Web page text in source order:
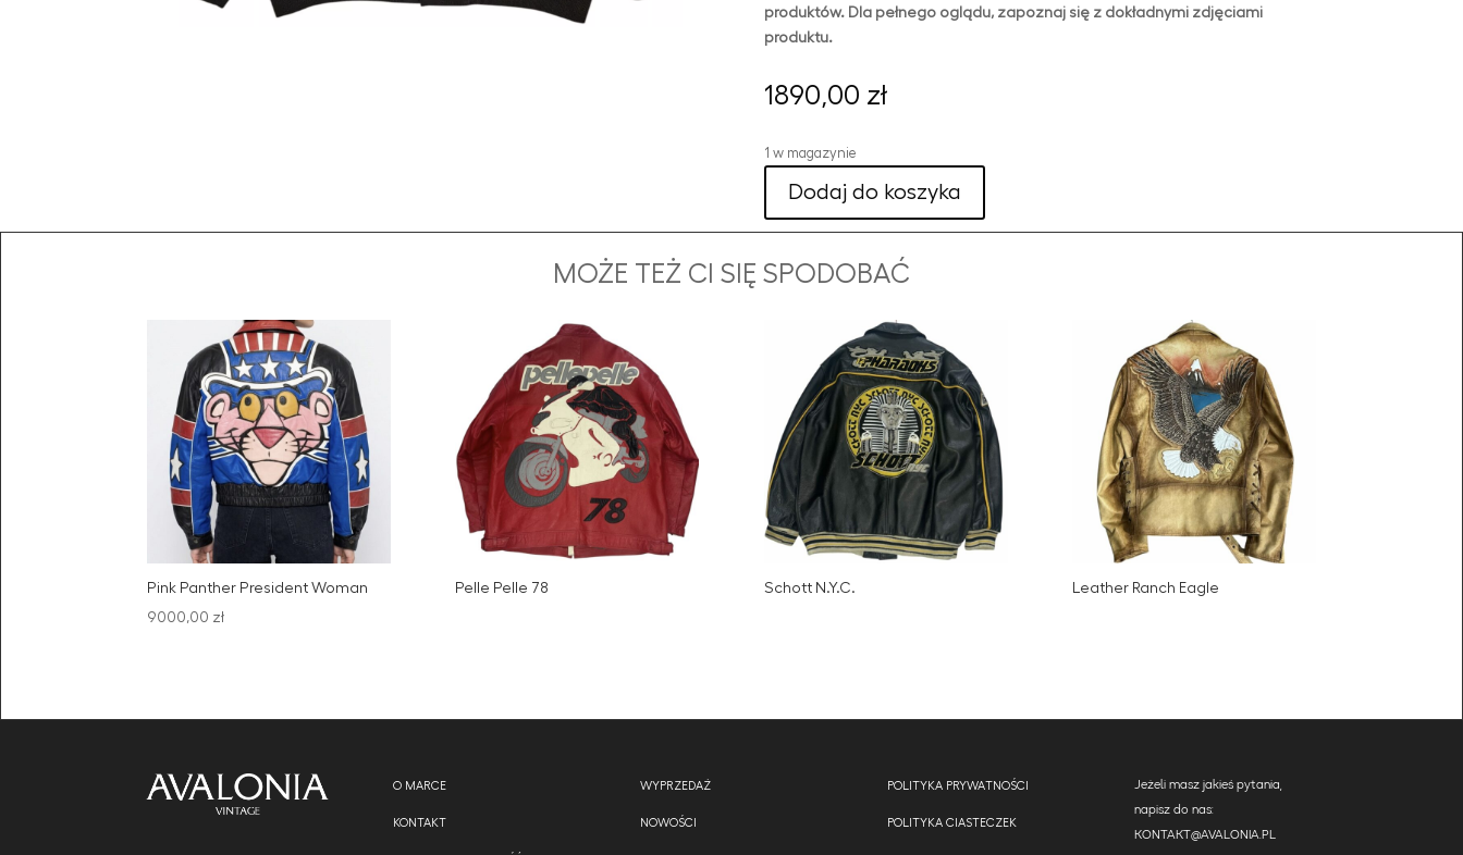
produktów. Dla pełnego oglądu, zapoznaj się z dokładnymi zdjęciami
produktu.
1890,00 zł
1 w magazynie
Dodaj do koszyka
MOŻE TEŻ CI SIĘ SPODOBAĆ
Pink Panther President Woman
9000,00 zł
Pelle Pelle 78 Schott N.Y.C. Leather Ranch Eagle
O MARCE
KONTAKT
WYPRZEDAŻ
NOWOŚCI
POLITYKA PRYWATNOŚCI
POLITYKA CIASTECZEK
Jeżeli masz jakieś pytania,
napisz do nas:
KONTAKT@AVALONIA.PL